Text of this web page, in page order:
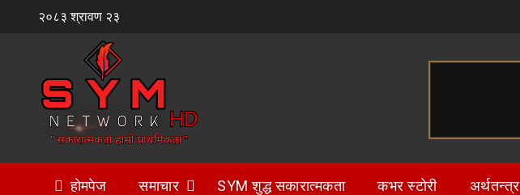
२०८३ श्रावण २३
होमपेज समाचार SYM शुद्ध सकारात्मकता कभर स्टोरी अर्थतन्त्र